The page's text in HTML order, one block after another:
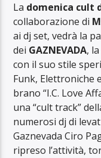
La domenica cult
collaborazione di
ai dj set, vedrà la
dei GAZNEVADA,
con il suo stile
Funk, Elettroniche
brano “I.C. Love
una “cult track”
numerosi dj di
Gaznevada Ciro
ripreso l’attività,